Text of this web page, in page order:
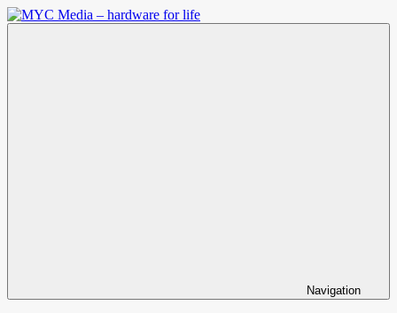
Zum
Inhalt
Navigation